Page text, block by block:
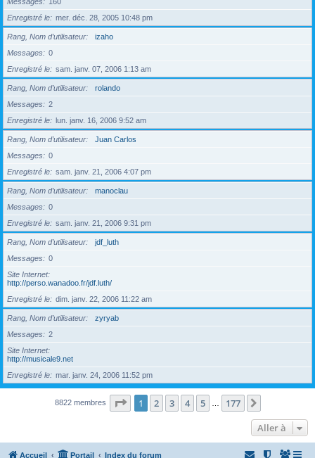
Enregistré le
mer. déc. 28, 2005 10:48 pm
Rang, Nom d’utilisateur
izaho
Messages
0
Enregistré le
sam. janv. 07, 2006 1:13 am
Rang, Nom d’utilisateur
rolando
Messages
2
Enregistré le
lun. janv. 16, 2006 9:52 am
Rang, Nom d’utilisateur
Juan Carlos
Messages
0
Enregistré le
sam. janv. 21, 2006 4:07 pm
Rang, Nom d’utilisateur
manoclau
Messages
0
Enregistré le
sam. janv. 21, 2006 9:31 pm
Rang, Nom d’utilisateur
jdf_luth
Messages
0
Site Internet
http://perso.wanadoo.fr/jdf.luth/
Enregistré le
dim. janv. 22, 2006 11:22 am
Rang, Nom d’utilisateur
zyryab
Messages
2
Site Internet
http://musicale9.net
Enregistré le
mar. janv. 24, 2006 11:52 pm
8822 membres Page 1sur177
1 2 3 4 5 177
Aller à
Accueil Portail Index du forum